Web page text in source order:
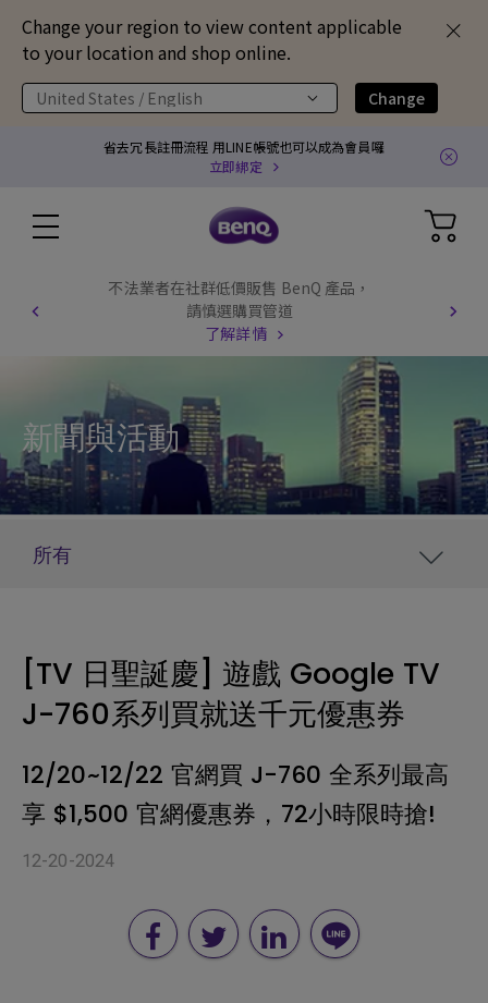
Change your region to view content applicable
to your location and shop online.
United States / English Change
省去冗長註冊流程 用LINE帳號也可以成為會員囉
立即綁定
不法業者在社群低價販售 BenQ 產品，
請慎選購買管道
了解詳情
新聞與活動
所有
[TV 日聖誕慶] 遊戲 Google TV
J-760系列買就送千元優惠券
12/20~12/22 官網買 J-760 全系列最高
享 $1,500 官網優惠券，72小時限時搶!
12-20-2024